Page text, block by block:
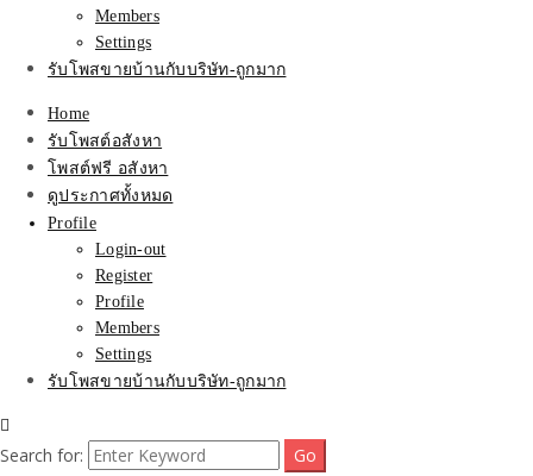
Members
Settings
รับโพสขายบ้านกับบริษัท-ถูกมาก
Home
รับโพสต์อสังหา
โพสต์ฟรี อสังหา
ดูประกาศทั้งหมด
Profile
Login-out
Register
Profile
Members
Settings
รับโพสขายบ้านกับบริษัท-ถูกมาก
Search for: